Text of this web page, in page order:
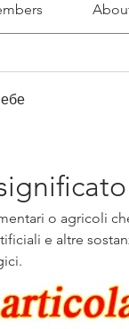
o agricoli
e altre